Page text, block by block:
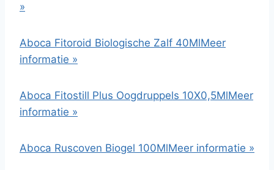
»
Aboca Fitoroid Biologische Zalf 40MlMeer
informatie »
Aboca Fitostill Plus Oogdruppels 10X0,5MlMeer
informatie »
Aboca Ruscoven Biogel 100MlMeer informatie »